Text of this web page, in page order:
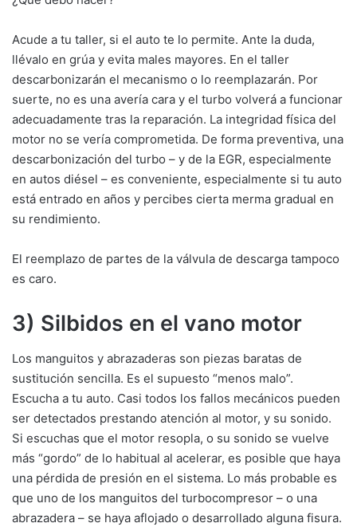
Acude a tu taller, si el auto te lo permite. Ante la duda,
llévalo en grúa y evita males mayores. En el taller
descarbonizarán el mecanismo o lo reemplazarán. Por
suerte, no es una avería cara y el turbo volverá a funcionar
adecuadamente tras la reparación. La integridad física del
motor no se vería comprometida. De forma preventiva, una
descarbonización del turbo – y de la EGR, especialmente
en autos diésel – es conveniente, especialmente si tu auto
está entrado en años y percibes cierta merma gradual en
su rendimiento.
El reemplazo de partes de la válvula de descarga tampoco
es caro.
3) Silbidos en el vano motor
Los manguitos y abrazaderas son piezas baratas de
sustitución sencilla. Es el supuesto “menos malo”.
Escucha a tu auto. Casi todos los fallos mecánicos pueden
ser detectados prestando atención al motor, y su sonido.
Si escuchas que el motor resopla, o su sonido se vuelve
más “gordo” de lo habitual al acelerar, es posible que haya
una pérdida de presión en el sistema. Lo más probable es
que uno de los manguitos del turbocompresor – o una
abrazadera – se haya aflojado o desarrollado alguna fisura.